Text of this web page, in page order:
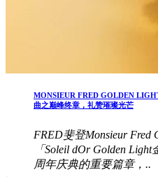
MONSIEUR FRED GOLDEN
曲之巅峰终章，礼赞璀璨光芒
FRED斐登Monsieur Fred
「Soleil dOr Golden
周年庆典的重要篇章，..